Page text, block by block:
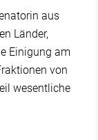
aus
Länder,
Einigung am
von
wesentliche